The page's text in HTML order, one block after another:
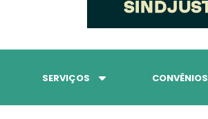
SERVIÇOS CONVÊNIOS